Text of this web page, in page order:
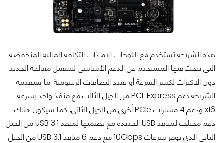
هذه الشريحة تستخدم مع اللوحات الام ذات التكلفة المالية المنخفضة
التي يبحث فيها المستخدم عن الدعم الأساسي لتشغيل معالجه الجديد
دون الاكتراث لكسر السرعة أو تعدد البطاقات الرسومية. ما ستقدمه
الشريحة دعم PCI-Express من الجيل الثالث مع منفذ واحد بسرعة
x16 ودعم 4 مسارات PCIe أخرى من الجيل الثاني, كما سيكون هناك
دعم مختلف لمنافذ USB الجديدة مع تضمنها لمنفذ USB 3.1 من الجيل
الثاني الذي يوفر سرعات 10Gbps مع دعم 6 منافذ USB 3.1 من الجيل